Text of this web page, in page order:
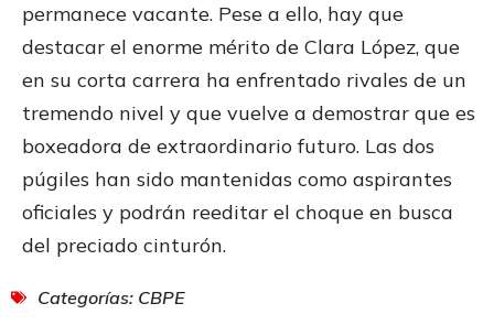
permanece vacante. Pese a ello, hay que
destacar el enorme mérito de Clara López, que
en su corta carrera ha enfrentado rivales de un
tremendo nivel y que vuelve a demostrar que es
boxeadora de extraordinario futuro. Las dos
púgiles han sido mantenidas como aspirantes
oficiales y podrán reeditar el choque en busca
del preciado cinturón.
Categorías: CBPE